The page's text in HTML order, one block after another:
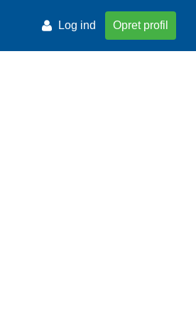
Log ind Opret profil